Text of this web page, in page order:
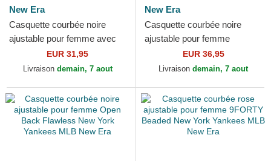
New Era
Casquette courbée noire
ajustable pour femme avec
logo noir 9TWENTY Padded
New York Yankees MLB...
EUR 31,95
Livraison demain, 7 aout
New Era
Casquette courbée noire
ajustable pour femme
9FORTY Sequin Denim Los
Angeles Dodgers MLB New
EUR 36,95
Livraison demain, 7 aout